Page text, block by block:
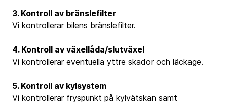
3. Kontroll av bränslefilter
Vi kontrollerar bilens bränslefilter.
4. Kontroll av växellåda/slutväxel
Vi kontrollerar eventuella yttre skador och läckage.
5. Kontroll av kylsystem
Vi kontrollerar fryspunkt på kylvätskan samt